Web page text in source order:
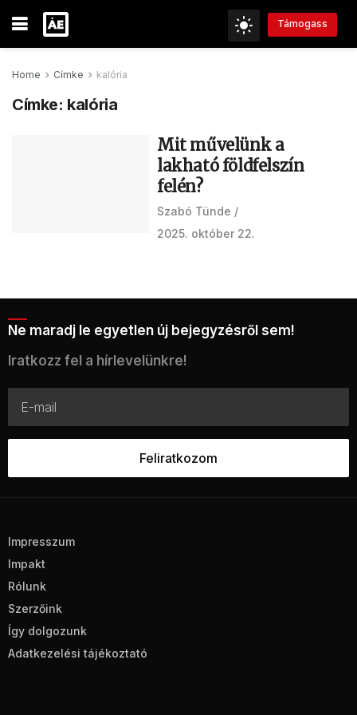
Támogass
Home Címke kalória
Címke: kalória
Mit művelünk a
lakható földfelszín
felén?
Szabó Tünde
2025. október 22.
Ne maradj le egyetlen új bejegyzésről sem!
Iratkozz fel a hírlevelünkre!
Impresszum
Impakt
Rólunk
Szerzőink
Így dolgozunk
Adatkezelési tájékoztató